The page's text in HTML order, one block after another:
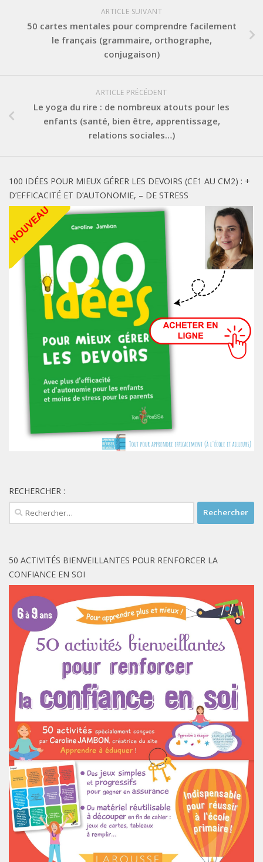
ARTICLE SUIVANT
50 cartes mentales pour comprendre facilement
le français (grammaire, orthographe,
conjugaison)
ARTICLE PRÉCÉDENT
Le yoga du rire : de nombreux atouts pour les
enfants (santé, bien être, apprentissage,
relations sociales…)
100 IDÉES POUR MIEUX GÉRER LES DEVOIRS (CE1 AU CM2) : +
D’EFFICACITÉ ET D’AUTONOMIE, – DE STRESS
RECHERCHER :
Rechercher :
50 ACTIVITÉS BIENVEILLANTES POUR RENFORCER LA
CONFIANCE EN SOI